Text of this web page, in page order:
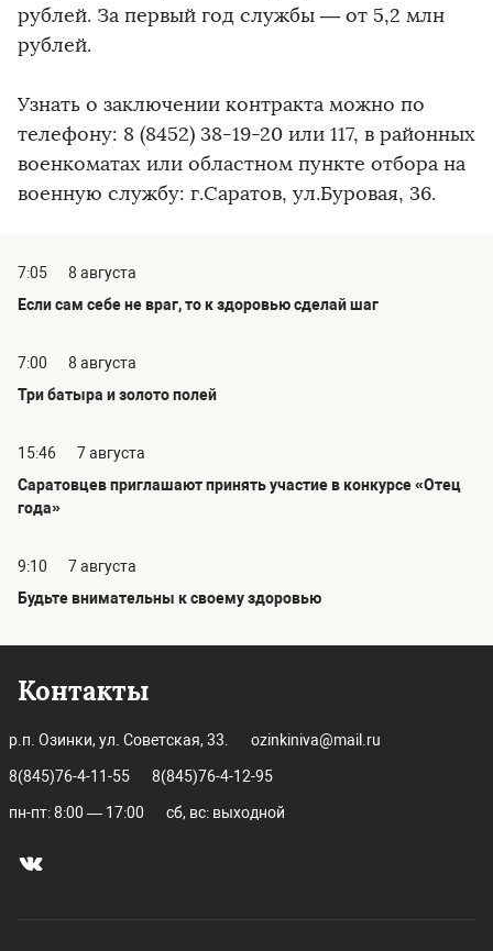
рублей. За первый год службы — от 5,2 млн
рублей.
Узнать о заключении контракта можно по
телефону: 8 (8452) 38-19-20 или 117, в районных
военкоматах или областном пункте отбора на
военную службу: г.Саратов, ул.Буровая, 36.
7:05
8 августа
Если сам себе не враг, то к здоровью сделай шаг
7:00
8 августа
Три батыра и золото полей
15:46
7 августа
Саратовцев приглашают принять участие в конкурсе «Отец
года»
9:10
7 августа
Будьте внимательны к своему здоровью
Контакты
р.п. Озинки, ул. Советская, 33. ozinkiniva@mail.ru
8(845)76-4-11-55 8(845)76-4-12-95
пн-пт: 8:00 — 17:00 сб, вс: выходной